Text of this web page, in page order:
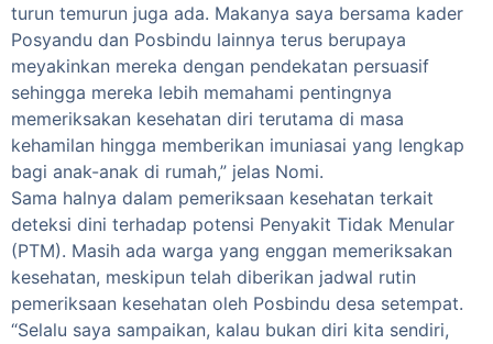
turun temurun juga ada. Makanya saya bersama kader
Posyandu dan Posbindu lainnya terus berupaya
meyakinkan mereka dengan pendekatan persuasif
sehingga mereka lebih memahami pentingnya
memeriksakan kesehatan diri terutama di masa
kehamilan hingga memberikan imuniasai yang lengkap
bagi anak-anak di rumah,” jelas Nomi.
Sama halnya dalam pemeriksaan kesehatan terkait
deteksi dini terhadap potensi Penyakit Tidak Menular
(PTM). Masih ada warga yang enggan memeriksakan
kesehatan, meskipun telah diberikan jadwal rutin
pemeriksaan kesehatan oleh Posbindu desa setempat.
“Selalu saya sampaikan, kalau bukan diri kita sendiri,